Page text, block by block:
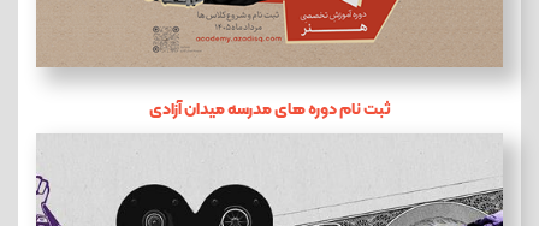
ثبت نام دوره های مدرسه میدان آزادی